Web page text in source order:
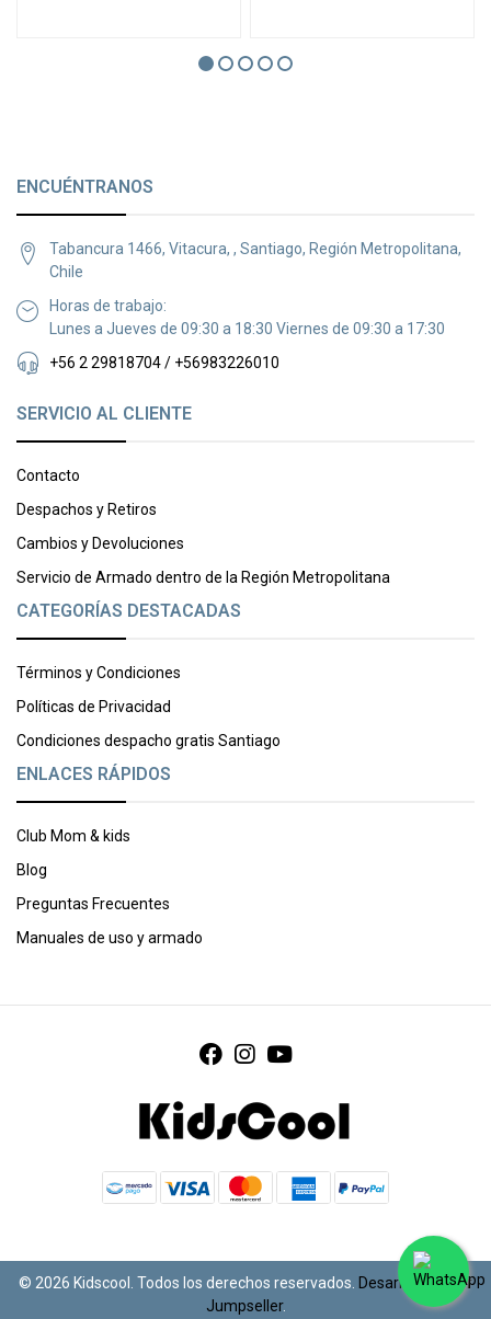
ENCUÉNTRANOS
Tabancura 1466, Vitacura, , Santiago, Región Metropolitana,
Chile
Horas de trabajo:
Lunes a Jueves de 09:30 a 18:30 Viernes de 09:30 a 17:30
+56 2 29818704 / +56983226010
SERVICIO AL CLIENTE
Contacto
Despachos y Retiros
Cambios y Devoluciones
Servicio de Armado dentro de la Región Metropolitana
CATEGORÍAS DESTACADAS
Términos y Condiciones
Políticas de Privacidad
Condiciones despacho gratis Santiago
ENLACES RÁPIDOS
Club Mom & kids
Blog
Preguntas Frecuentes
Manuales de uso y armado
© 2026 Kidscool. Todos los derechos reservados. Desarrollado por
Jumpseller.